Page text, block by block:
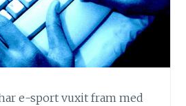
e-sport vuxit fram med